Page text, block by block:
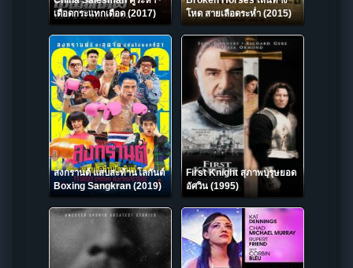
เดือดกระแทกเดือด (2017)
โหด สายเลือดระห่ำ (2015)
สงกรานต์ แสบสะท้านโลกันต์
Boxing Sangkran (2019)
First Knight สุภาพบุรุษยอด
อัศวิน (1995)